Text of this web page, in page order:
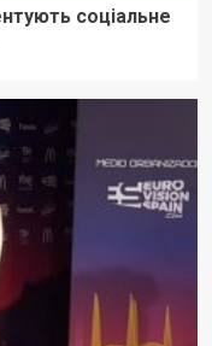
соціальне